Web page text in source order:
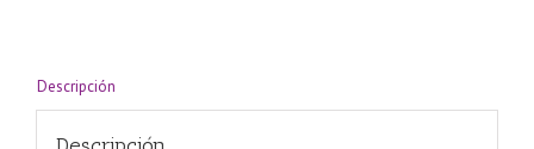
color
Descripción